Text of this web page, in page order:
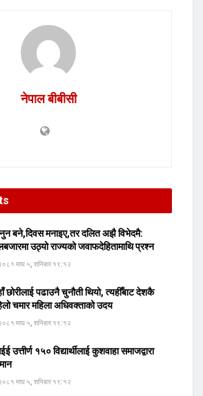
नेपाल बीबीसी
बने,दिवस मनाइए,तर दलित अझै विभेदमै:
उठ्यो राज्यको जवाफदेहितामाथि प्रश्न
माघ ५, शनिबार १९:१२
छोरीलाई पढाउनै चुनौती थियो, त्यहीँबाट देशकै
चमार महिला अधिवक्ताको उदय
माघ ५, शनिबार १९:१२
उत्तीर्ण १५० विद्यार्थीलाई कुशवाहा समाजद्वारा
माघ ५, शनिबार १९:१२